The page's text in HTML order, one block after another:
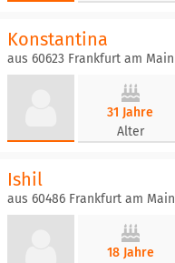
Konstantina
aus 60623 Frankfurt am Main
31 Jahre
Alter
Ishil
aus 60486 Frankfurt am Main
18 Jahre